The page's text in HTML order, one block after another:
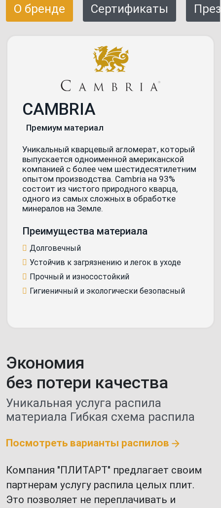
О бренде Сертификаты
CAMBRIA
Премиум материал
Уникальный кварцевый агломерат, который
выпускается одноименной американской
компанией с более чем шестидесятилетним
опытом производства. Cambria на 93%
состоит из чистого природного кварца,
одного из самых сложных в обработке
минералов на Земле.
Преимущества материала
Долговечный
Устойчив к загрязнению и легок в уходе
Прочный и износостойкий
Гигиеничный и экологически безопасный
Экономия
без потери качества
Уникальная услуга распила
материала Гибкая схема распила
Посмотреть варианты распилов
Компания "ПЛИТАРТ" предлагает своим
партнерам услугу распила целых плит.
Это позволяет не переплачивать и